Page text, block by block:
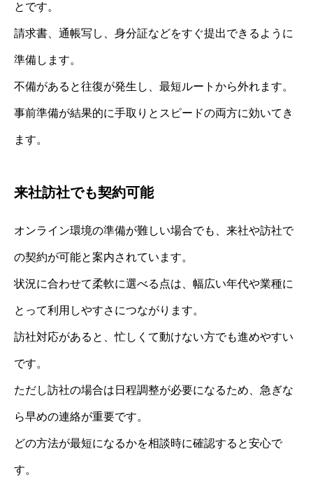
とです。
請求書、通帳写し、身分証などをすぐ提出できるように
準備します。
不備があると往復が発生し、最短ルートから外れます。
事前準備が結果的に手取りとスピードの両方に効いてき
ます。
来社訪社でも契約可能
オンライン環境の準備が難しい場合でも、来社や訪社で
の契約が可能と案内されています。
状況に合わせて柔軟に選べる点は、幅広い年代や業種に
とって利用しやすさにつながります。
訪社対応があると、忙しくて動けない方でも進めやすい
です。
ただし訪社の場合は日程調整が必要になるため、急ぎな
ら早めの連絡が重要です。
どの方法が最短になるかを相談時に確認すると安心で
す。